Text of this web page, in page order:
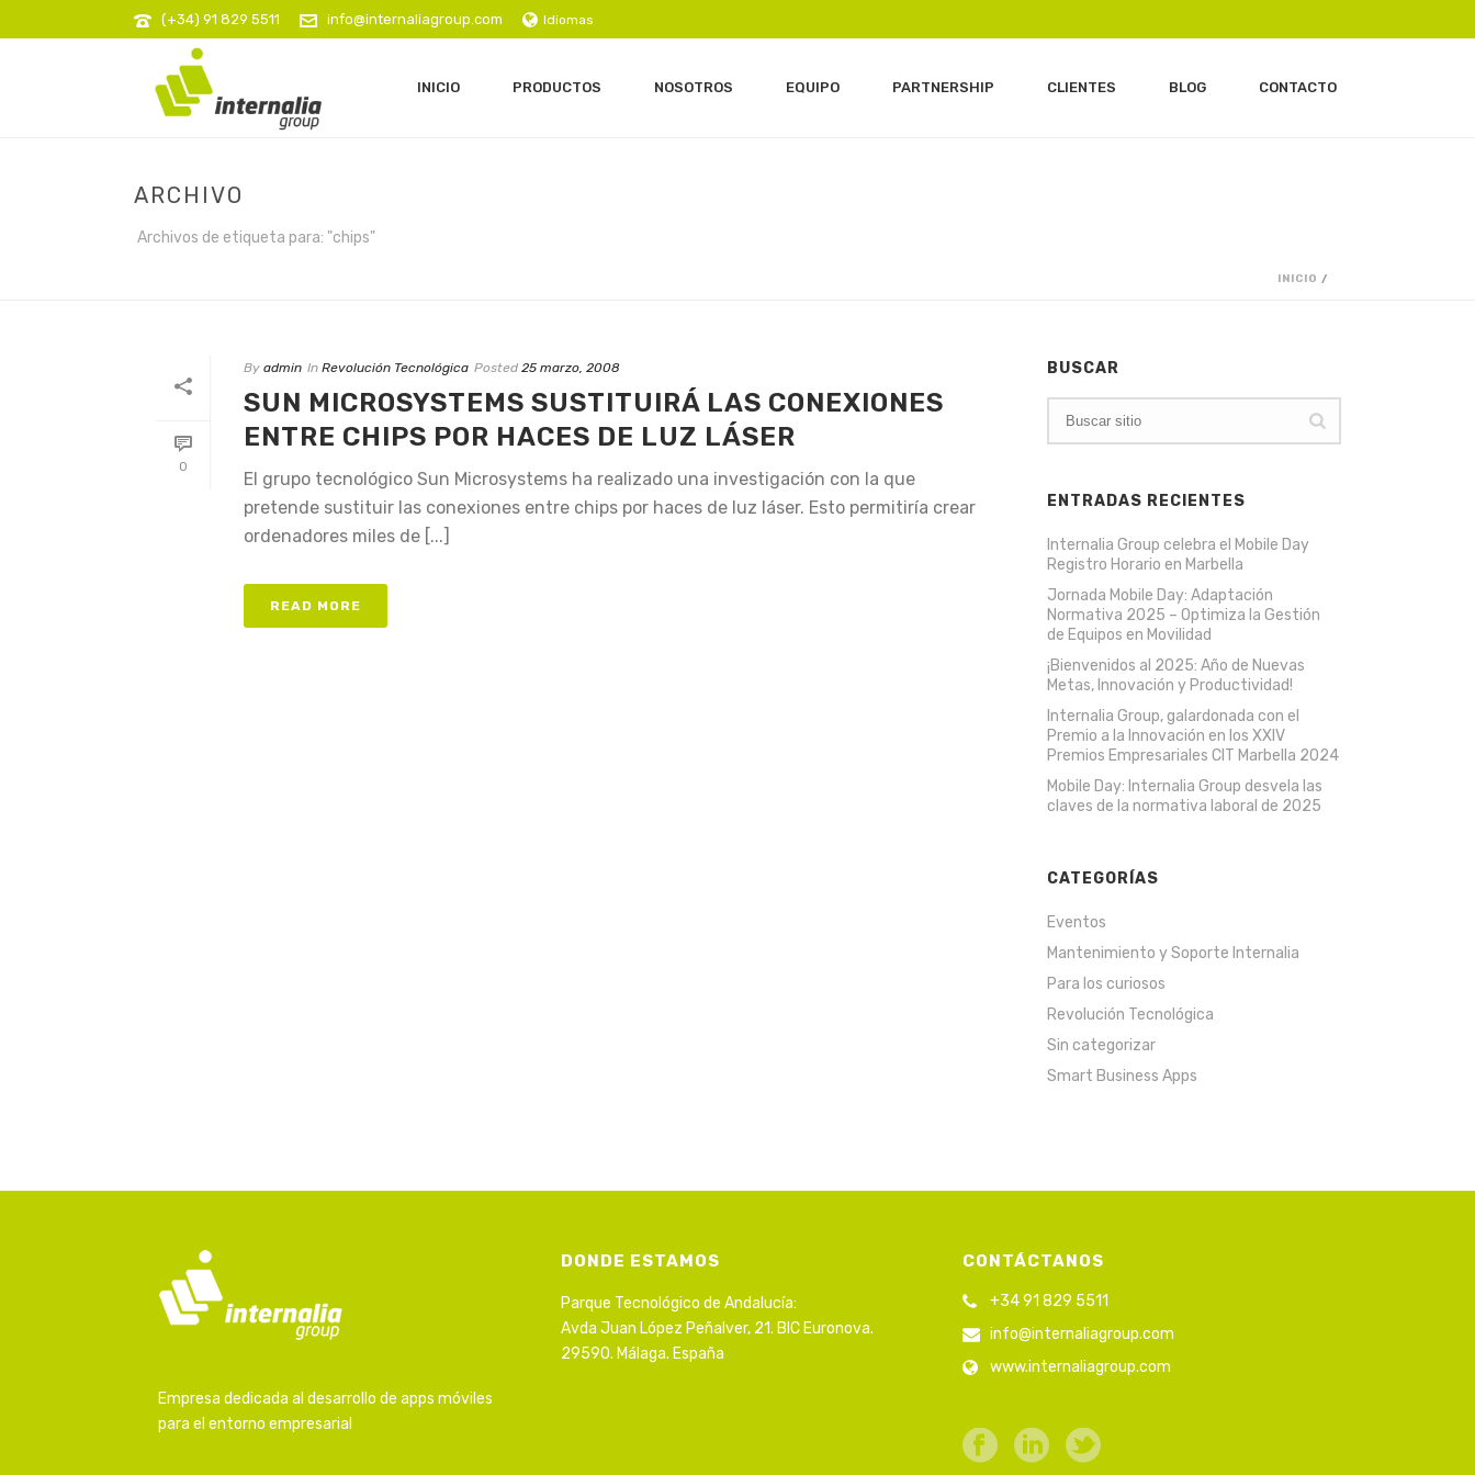
(+34) 91 829 5511 info@internaliagroup.com Idiomas
INICIO PRODUCTOS NOSOTROS EQUIPO PARTNERSHIP CLIENTES BLOG CONTACTO
ARCHIVO
Archivos de etiqueta para: "chips"
INICIO /
0
By admin In Revolución Tecnológica Posted 25 marzo, 2008
SUN MICROSYSTEMS SUSTITUIRÁ LAS CONEXIONES
ENTRE CHIPS POR HACES DE LUZ LÁSER
El grupo tecnológico Sun Microsystems ha realizado una investigación con la que
pretende sustituir las conexiones entre chips por haces de luz láser. Esto permitiría crear
ordenadores miles de [...]
READ MORE
BUSCAR
ENTRADAS RECIENTES
Internalia Group celebra el Mobile Day
Registro Horario en Marbella
Jornada Mobile Day: Adaptación
Normativa 2025 – Optimiza la Gestión
de Equipos en Movilidad
¡Bienvenidos al 2025: Año de Nuevas
Metas, Innovación y Productividad!
Internalia Group, galardonada con el
Premio a la Innovación en los XXIV
Premios Empresariales CIT Marbella 2024
Mobile Day: Internalia Group desvela las
claves de la normativa laboral de 2025
CATEGORÍAS
Eventos
Mantenimiento y Soporte Internalia
Para los curiosos
Revolución Tecnológica
Sin categorizar
Smart Business Apps
Empresa dedicada al desarrollo de apps móviles
para el entorno empresarial
DONDE ESTAMOS
Parque Tecnológico de Andalucía:
Avda Juan López Peñalver, 21. BIC Euronova.
29590. Málaga. España
CONTÁCTANOS
+34 91 829 5511
info@internaliagroup.com
www.internaliagroup.com